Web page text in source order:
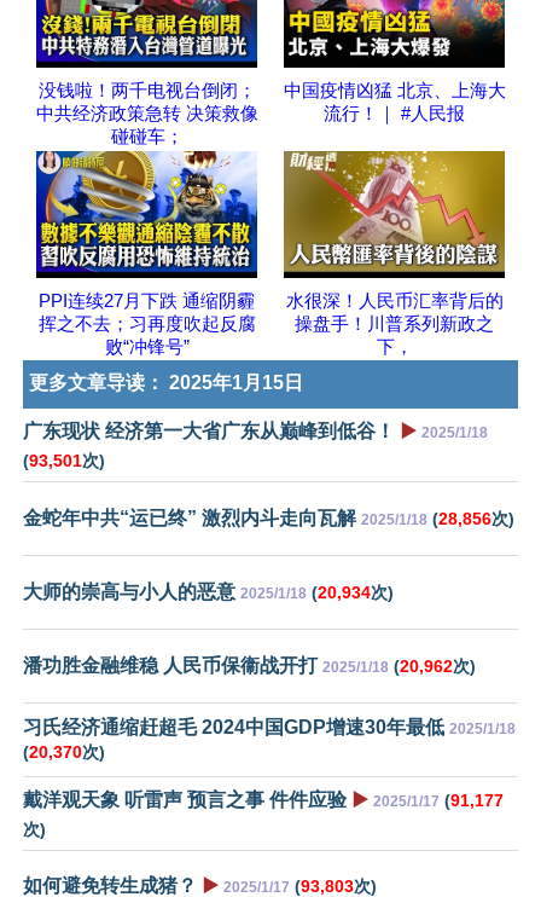
没钱啦！两千电视台倒闭；
中共经济政策急转 决策救像
碰碰车；
中国疫情凶猛 北京、上海大
流行！｜ #人民报
PPI连续27月下跌 通缩阴霾
挥之不去；习再度吹起反腐
败“冲锋号”
水很深！人民币汇率背后的
操盘手！川普系列新政之
下，
更多文章导读： 2025年1月15日
广东现状 经济第一大省广东从巅峰到低谷！ ▶️ 2025/1/18
(93,501次)
金蛇年中共“运已终” 激烈内斗走向瓦解 2025/1/18 (28,856次)
大师的崇高与小人的恶意 2025/1/18 (20,934次)
潘功胜金融维稳 人民币保衞战开打 2025/1/18 (20,962次)
习氏经济通缩赶超毛 2024中国GDP增速30年最低 2025/1/18
(20,370次)
戴洋观天象 听雷声 预言之事 件件应验 ▶️ 2025/1/17 (91,177
次)
如何避免转生成猪？ ▶️ 2025/1/17 (93,803次)